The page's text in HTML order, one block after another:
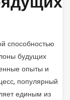
способностью
будущих
опыты и
популярный
единым из